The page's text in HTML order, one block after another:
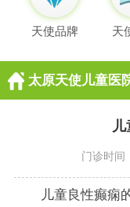
天使品牌 天
太原天使儿童医
儿
门诊时间
儿童良性癫痫